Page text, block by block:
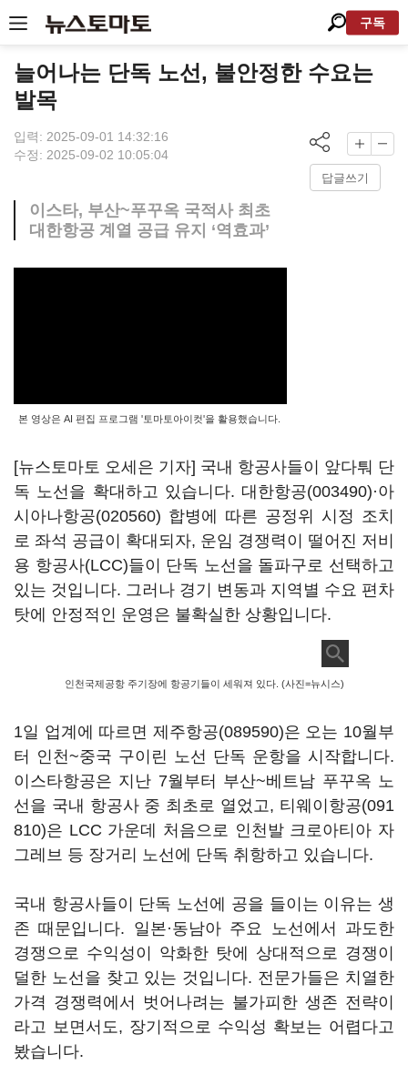
구독
늘어나는 단독 노선, 불안정한 수요는
발목
입력: 2025-09-01 14:32:16
수정: 2025-09-02 10:05:04
답글쓰기
이스타, 부산~푸꾸옥 국적사 최초
대한항공 계열 공급 유지 ‘역효과’
본 영상은 AI 편집 프로그램 '토마토아이컷'을 활용했습니다.
[뉴스토마토 오세은 기자] 국내 항공사들이 앞다퉈 단
독 노선을 확대하고 있습니다. 대한항공(003490)·아
시아나항공(020560) 합병에 따른 공정위 시정 조치
로 좌석 공급이 확대되자, 운임 경쟁력이 떨어진 저비
용 항공사(LCC)들이 단독 노선을 돌파구로 선택하고
있는 것입니다. 그러나 경기 변동과 지역별 수요 편차
탓에 안정적인 운영은 불확실한 상황입니다.
인천국제공항 주기장에 항공기들이 세워져 있다. (사진=뉴시스)
1일 업계에 따르면 제주항공(089590)은 오는 10월부
터 인천~중국 구이린 노선 단독 운항을 시작합니다.
이스타항공은 지난 7월부터 부산~베트남 푸꾸옥 노
선을 국내 항공사 중 최초로 열었고, 티웨이항공(091
810)은 LCC 가운데 처음으로 인천발 크로아티아 자
그레브 등 장거리 노선에 단독 취항하고 있습니다.
국내 항공사들이 단독 노선에 공을 들이는 이유는 생
존 때문입니다. 일본·동남아 주요 노선에서 과도한
경쟁으로 수익성이 악화한 탓에 상대적으로 경쟁이
덜한 노선을 찾고 있는 것입니다. 전문가들은 치열한
가격 경쟁력에서 벗어나려는 불가피한 생존 전략이
라고 보면서도, 장기적으로 수익성 확보는 어렵다고
봤습니다.